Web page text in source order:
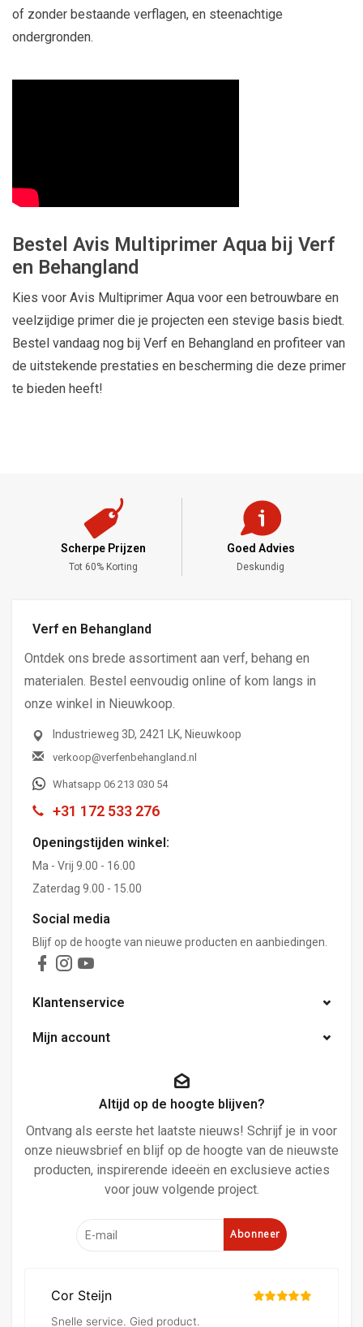
of zonder bestaande verflagen, en steenachtige
ondergronden.
Bestel Avis Multiprimer Aqua bij Verf
en Behangland
Kies voor Avis Multiprimer Aqua voor een betrouwbare en
veelzijdige primer die je projecten een stevige basis biedt.
Bestel vandaag nog bij Verf en Behangland en profiteer van
de uitstekende prestaties en bescherming die deze primer
te bieden heeft!
Scherpe Prijzen
Tot 60% Korting
Goed Advies
Deskundig
Verf en Behangland
Ontdek ons brede assortiment aan verf, behang en
materialen. Bestel eenvoudig online of kom langs in
onze winkel in Nieuwkoop.
Industrieweg 3D, 2421 LK, Nieuwkoop
verkoop@verfenbehangland.nl
Whatsapp 06 213 030 54
+31 172 533 276
Openingstijden winkel:
Ma - Vrij 9.00 - 16.00
Zaterdag 9.00 - 15.00
Social media
Blijf op de hoogte van nieuwe producten en aanbiedingen.
Klantenservice
Mijn account
Altijd op de hoogte blijven?
Ontvang als eerste het laatste nieuws! Schrijf je in voor
onze nieuwsbrief en blijf op de hoogte van de nieuwste
producten, inspirerende ideeën en exclusieve acties
voor jouw volgende project.
Abonneer